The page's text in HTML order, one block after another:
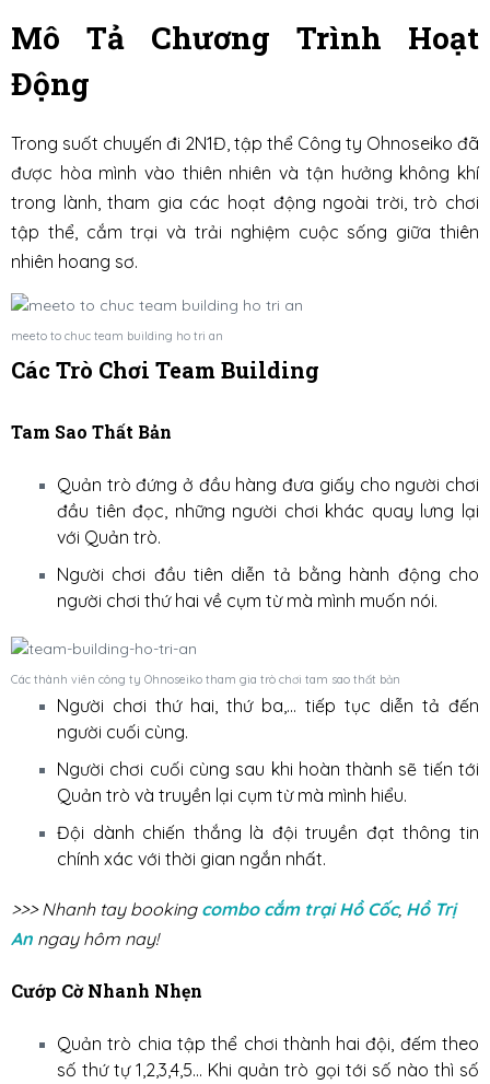
Mô Tả Chương Trình Hoạt
Động
Trong suốt chuyến đi 2N1Đ, tập thể Công ty Ohnoseiko đã
được hòa mình vào thiên nhiên và tận hưởng không khí
trong lành, tham gia các hoạt động ngoài trời, trò chơi
tập thể, cắm trại và trải nghiệm cuộc sống giữa thiên
nhiên hoang sơ.
meeto to chuc team building ho tri an
Các Trò Chơi Team Building
Tam Sao Thất Bản
Quản trò đứng ở đầu hàng đưa giấy cho người chơi
đầu tiên đọc, những người chơi khác quay lưng lại
với Quản trò.
Người chơi đầu tiên diễn tả bằng hành động cho
người chơi thứ hai về cụm từ mà mình muốn nói.
Các thành viên công ty Ohnoseiko tham gia trò chơi tam sao thất bản
Người chơi thứ hai, thứ ba,… tiếp tục diễn tả đến
người cuối cùng.
Người chơi cuối cùng sau khi hoàn thành sẽ tiến tới
Quản trò và truyền lại cụm từ mà mình hiểu.
Đội dành chiến thắng là đội truyền đạt thông tin
chính xác với thời gian ngắn nhất.
>>> Nhanh tay booking combo cắm trại Hồ Cốc, Hồ Trị
An ngay hôm nay!
Cướp Cờ Nhanh Nhẹn
Quản trò chia tập thể chơi thành hai đội, đếm theo
số thứ tự 1,2,3,4,5… Khi quản trò gọi tới số nào thì số